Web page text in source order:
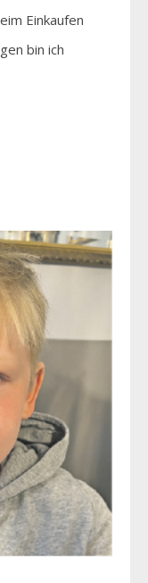
Einkaufen
bin ich